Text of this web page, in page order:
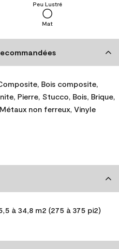
Mat
Peu Lustré
Bois composite,
Pierre, Stucco, Bois, Brique,
Métaux non ferreux, Vinyle
à 34,8 m2 (275 à 375 pi2)